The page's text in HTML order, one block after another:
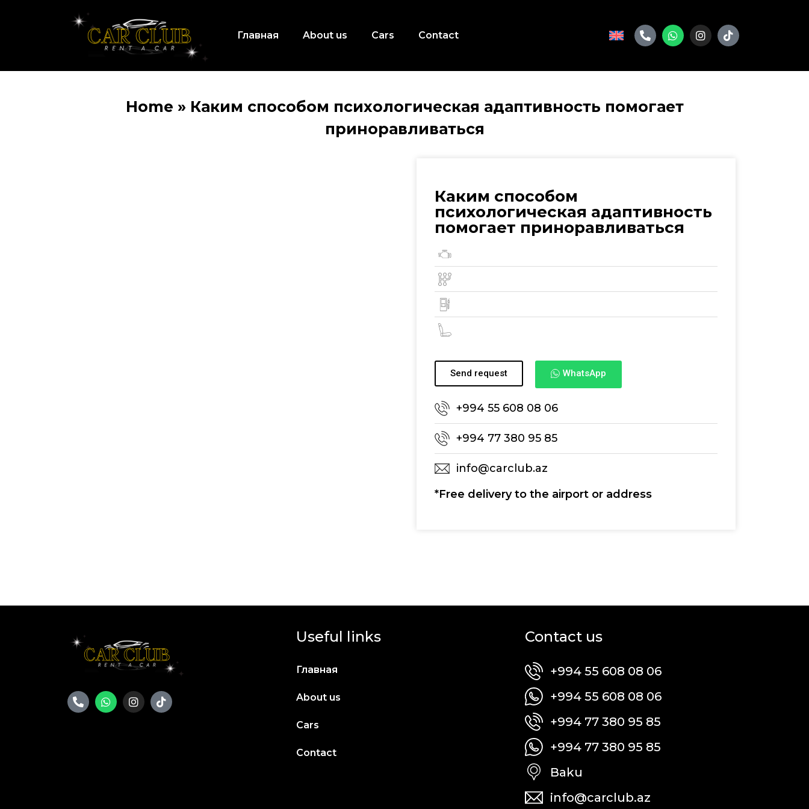
Главная About us Cars Contact
Home » Каким способом психологическая адаптивность помогает
приноравливаться
Каким способом
психологическая адаптивность
помогает приноравливаться
Send request WhatsApp
+994 55 608 08 06
+994 77 380 95 85
info@carclub.az
*Free delivery to the airport or address
Useful links
Главная
About us
Cars
Contact
Contact us
+994 55 608 08 06
+994 55 608 08 06
+994 77 380 95 85
+994 77 380 95 85
Baku
info@carclub.az